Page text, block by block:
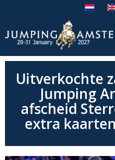
Uitverkochte
Jumping
afscheid
extra